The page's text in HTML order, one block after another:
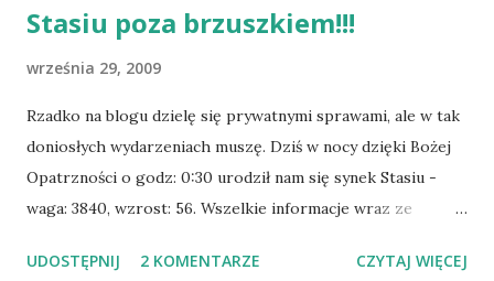
Stasiu poza brzuszkiem!!!
września 29, 2009
Rzadko na blogu dzielę się prywatnymi sprawami, ale w tak
doniosłych wydarzeniach muszę. Dziś w nocy dzięki Bożej
Opatrzności o godz: 0:30 urodził nam się synek Stasiu -
waga: 3840, wzrost: 56. Wszelkie informacje wraz ze
www.rodzina.kosmider.pl
UDOSTĘPNIJ 2 KOMENTARZE CZYTAJ WIĘCEJ